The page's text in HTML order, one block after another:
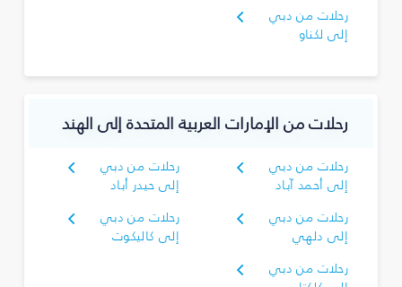
رحلات من دبي
إلى لكناو
رحلات من الإمارات العربية المتحدة إلى الهند
رحلات من دبي
إلى أحمد آباد
رحلات من دبي
إلى حيدر أباد
رحلات من دبي
إلى دلهي
رحلات من دبي
إلى كاليكوت
رحلات من دبي